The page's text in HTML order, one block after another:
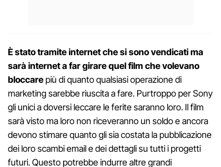
È stato tramite internet che si sono vendicati ma
sarà internet a far girare quel film che volevano
bloccare più di quanto qualsiasi operazione di
marketing sarebbe riuscita a fare. Purtroppo per Sony
gli unici a doversi leccare le ferite saranno loro. Il film
sarà visto ma loro non riceveranno un soldo e ancora
devono stimare quanto gli sia costata la pubblicazione
dei loro scambi email e dei dettagli su tutti i progetti
futuri. Questo potrebbe indurre altre grandi